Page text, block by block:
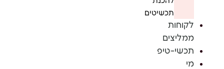
תכשיטים
לקוחות
ממליצים
תכשי-טיפ
מי